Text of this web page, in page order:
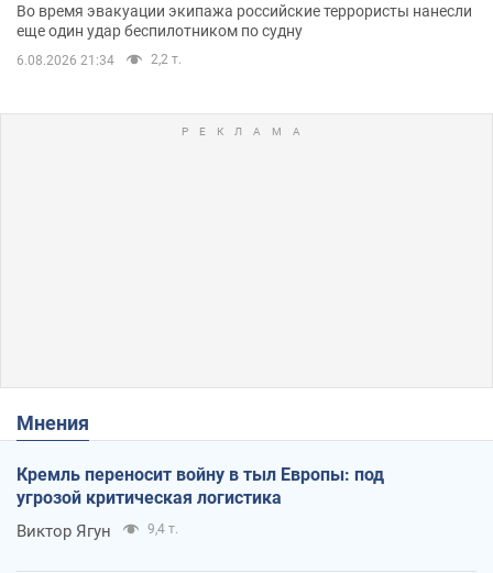
Во время эвакуации экипажа российские террористы нанесли
еще один удар беспилотником по судну
6.08.2026 21:34 2,2 т.
Мнения
Кремль переносит войну в тыл Европы: под
угрозой критическая логистика
Виктор Ягун 9,4 т.